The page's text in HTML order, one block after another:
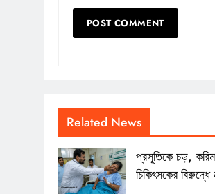
Related News
প্রসূতিকে চড়,
চিকিৎসকের বিরুদ্ধে